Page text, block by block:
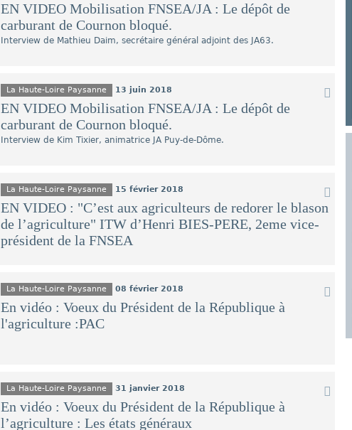
EN VIDEO Mobilisation FNSEA/JA : Le dépôt de
carburant de Cournon bloqué.
Interview de Mathieu Daim, secrétaire général adjoint des JA63.
La Haute-Loire Paysanne 13 juin 2018
EN VIDEO Mobilisation FNSEA/JA : Le dépôt de
carburant de Cournon bloqué.
Interview de Kim Tixier, animatrice JA Puy-de-Dôme.
La Haute-Loire Paysanne 15 février 2018
EN VIDEO : "C’est aux agriculteurs de redorer le blason
de l’agriculture" ITW d’Henri BIES-PERE, 2eme vice-
président de la FNSEA
La Haute-Loire Paysanne 08 février 2018
En vidéo : Voeux du Président de la République à
l'agriculture :PAC
La Haute-Loire Paysanne 31 janvier 2018
En vidéo : Voeux du Président de la République à
l’agriculture : Les états généraux